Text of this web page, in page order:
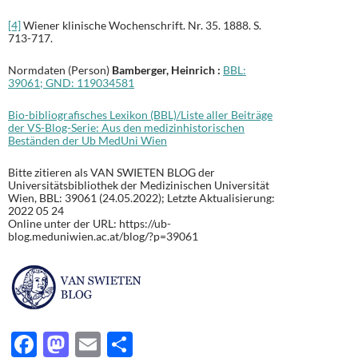
[4]Wiener klinische Wochenschrift. Nr. 35. 1888. S.
713-717.
Normdaten (Person) Bamberger, Heinrich : BBL:
39061; GND: 119034581
Bio-bibliografisches Lexikon (BBL)/Liste aller Beiträge
der VS-Blog-Serie: Aus den medizinhistorischen
Beständen der Ub MedUni Wien
Bitte zitieren als VAN SWIETEN BLOG der
Universitätsbibliothek der Medizinischen Universität
Wien, BBL: 39061 (24.05.2022); Letzte Aktualisierung:
2022 05 24
Online unter der URL: https://ub-
blog.meduniwien.ac.at/blog/?p=39061
F
M E